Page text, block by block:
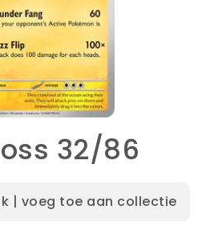
32/86
| voeg toe aan collectie